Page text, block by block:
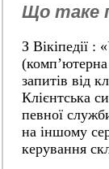
Що таке
З Вікіпедії :
запитів від
Клієнтська
певної
на іншому
керування